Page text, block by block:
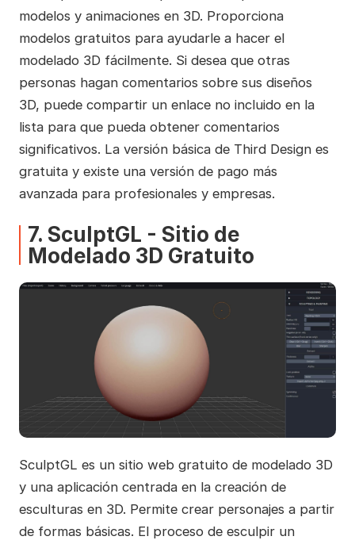
modelos y animaciones en 3D. Proporciona
modelos gratuitos para ayudarle a hacer el
modelado 3D fácilmente. Si desea que otras
personas hagan comentarios sobre sus diseños
3D, puede compartir un enlace no incluido en la
lista para que pueda obtener comentarios
significativos. La versión básica de Third Design es
gratuita y existe una versión de pago más
avanzada para profesionales y empresas.
7. SculptGL - Sitio de
Modelado 3D Gratuito
SculptGL es un sitio web gratuito de modelado 3D
y una aplicación centrada en la creación de
esculturas en 3D. Permite crear personajes a partir
de formas básicas. El proceso de esculpir un